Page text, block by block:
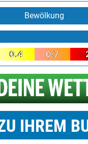
Bewölkung
0.4 0.7
IHREM